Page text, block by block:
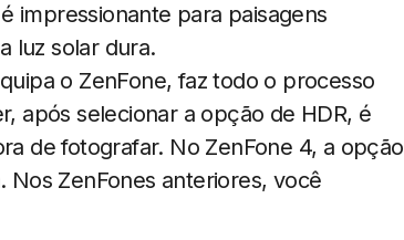
impressionante para paisagens
luz solar dura.
o ZenFone, faz todo o processo
após selecionar a opção de HDR, é
de fotografar. No ZenFone 4, a opção
Nos ZenFones anteriores, você